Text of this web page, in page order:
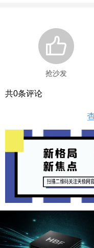
抢沙发
共0条评论